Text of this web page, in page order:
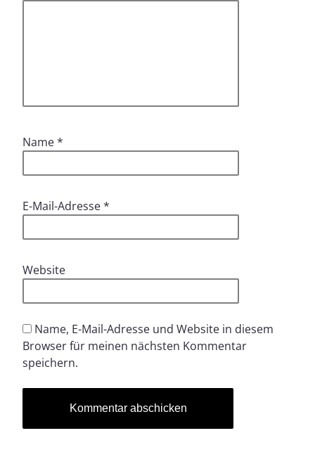
Name*
E-Mail-Adresse*
Website
Name, E-Mail-Adresse und Website in diesem
Browser für meinen nächsten Kommentar
speichern.